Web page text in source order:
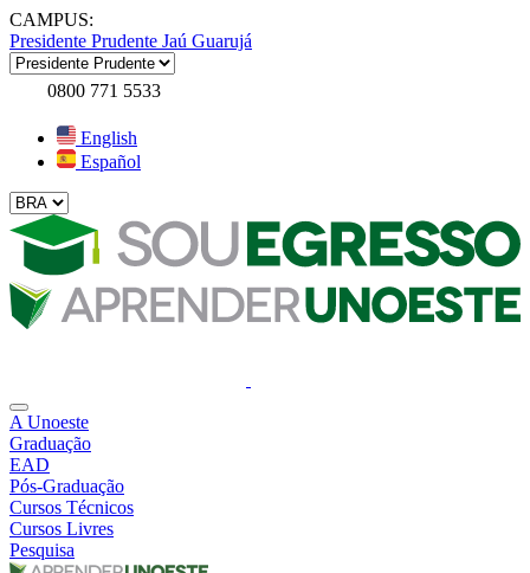
CAMPUS:
Presidente Prudente Jaú Guarujá
0800 771 5533
English
Español
A Unoeste
Graduação
EAD
Pós-Graduação
Cursos Técnicos
Cursos Livres
Pesquisa